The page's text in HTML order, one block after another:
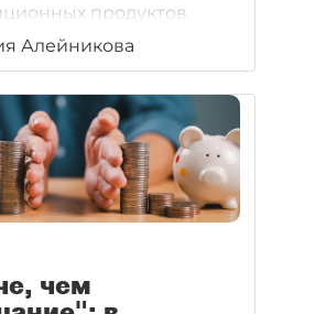
продуктов.
Алейникова
чем